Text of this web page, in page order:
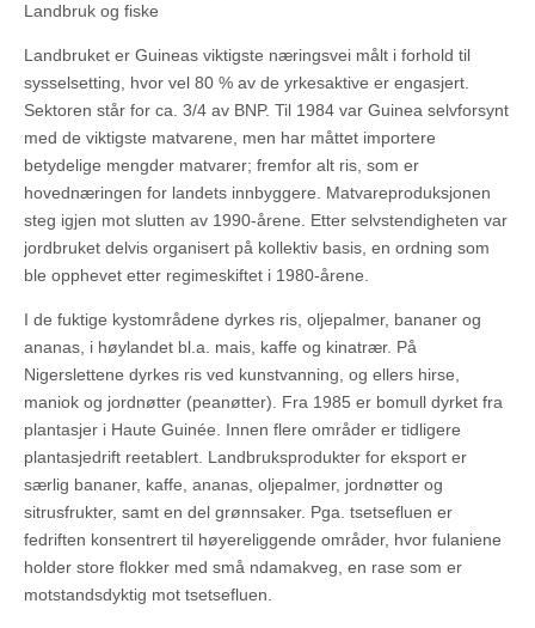
Landbruk og fiske
Landbruket er Guineas viktigste næringsvei målt i forhold til
sysselsetting, hvor vel 80 % av de yrkesaktive er engasjert.
Sektoren står for ca. 3/4 av BNP. Til 1984 var Guinea selvforsynt
med de viktigste matvarene, men har måttet importere
betydelige mengder matvarer; fremfor alt ris, som er
hovednæringen for landets innbyggere. Matvareproduksjonen
steg igjen mot slutten av 1990-årene. Etter selvstendigheten var
jordbruket delvis organisert på kollektiv basis, en ordning som
ble opphevet etter regimeskiftet i 1980-årene.
I de fuktige kystområdene dyrkes ris, oljepalmer, bananer og
ananas, i høylandet bl.a. mais, kaffe og kinatrær. På
Nigerslettene dyrkes ris ved kunstvanning, og ellers hirse,
maniok og jordnøtter (peanøtter). Fra 1985 er bomull dyrket fra
plantasjer i Haute Guinée. Innen flere områder er tidligere
plantasjedrift reetablert. Landbruksprodukter for eksport er
særlig bananer, kaffe, ananas, oljepalmer, jordnøtter og
sitrusfrukter, samt en del grønnsaker. Pga. tsetsefluen er
fedriften konsentrert til høyereliggende områder, hvor fulaniene
holder store flokker med små ndamakveg, en rase som er
motstandsdyktig mot tsetsefluen.